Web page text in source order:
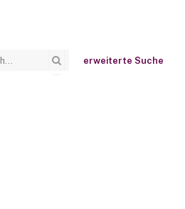
erweiterte Suche